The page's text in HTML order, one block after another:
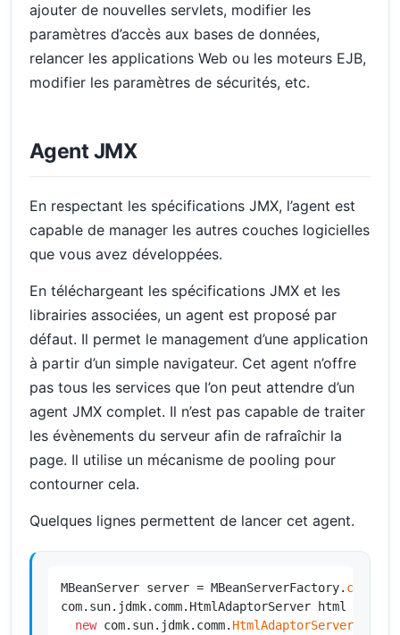
ajouter de nouvelles servlets, modifier les
paramètres d’accès aux bases de données,
relancer les applications Web ou les moteurs EJB,
modifier les paramètres de sécurités, etc.
Agent JMX
En respectant les spécifications JMX, l’agent est
capable de manager les autres couches logicielles
que vous avez développées.
En téléchargeant les spécifications JMX et les
librairies associées, un agent est proposé par
défaut. Il permet le management d’une application
à partir d’un simple navigateur. Cet agent n’offre
pas tous les services que l’on peut attendre d’un
agent JMX complet. Il n’est pas capable de traiter
les évènements du serveur afin de rafraîchir la
page. Il utilise un mécanisme de pooling pour
contourner cela.
Quelques lignes permettent de lancer cet agent.
MBeanServer server = MBeanServerFactory.
com.sun.jdmk.comm.HtmlAdaptorServer html =
new com.sun.jdmk.comm. HtmlAdaptorServer